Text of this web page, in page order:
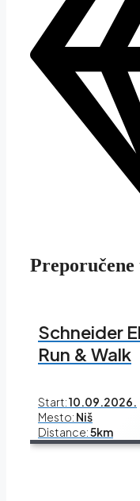
Schneider
Run & Walk
Start:10.09.2026.
Mesto: Niš
Distance:5km